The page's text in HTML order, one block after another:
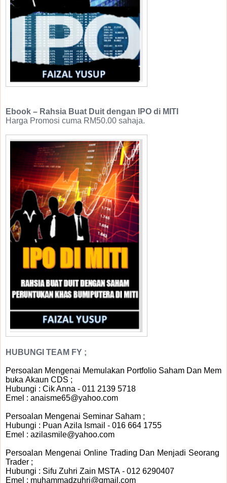
Ebook – Rahsia Buat Duit dengan IPO di MITI
Harga Promosi cuma RM50.00 sahaja.
HUBUNGI TEAM FY ;
Persoalan Mengenai Memulakan Portfolio Saham Dan Mem
buka Akaun CDS ;
Hubungi : Cik Anna - 011 2139 5718
Emel : anaisme65@yahoo.com
Persoalan Mengenai Seminar Saham ;
Hubungi : Puan Azila Ismail - 016 664 1755
Emel : azilasmile@yahoo.com
Persoalan Mengenai Online Trading Dan Menjadi Seorang
Trader ;
Hubungi : Sifu Zuhri Zain MSTA - 012 6290407
Emel : muhammadzuhri@gmail.com